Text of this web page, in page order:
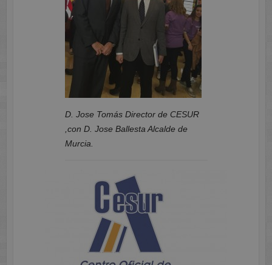
D. Jose Tomás Director de CESUR
,con D. Jose Ballesta Alcalde de
Murcia.